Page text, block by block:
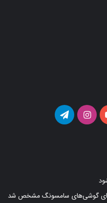
یوتیوب اینستاگرامتلگرام